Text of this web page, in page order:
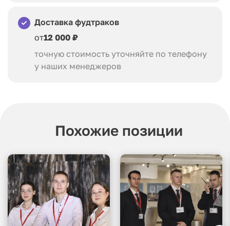
Доставка фудтраков
от12 000 ₽
точную стоимость уточняйте по телефону
у наших менеджеров
Похожие позиции